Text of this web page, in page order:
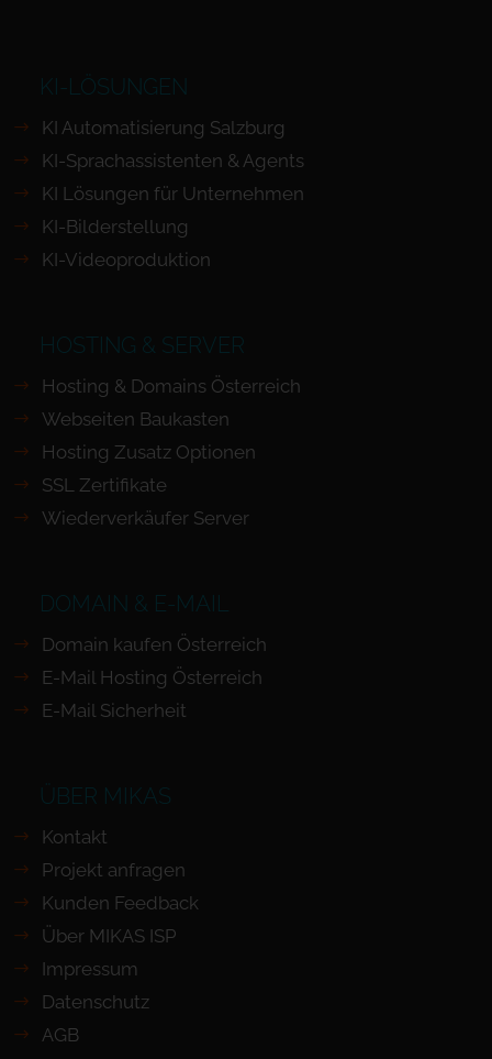
KI-LÖSUNGEN
KI Automatisierung Salzburg
KI-Sprachassistenten & Agents
KI Lösungen für Unternehmen
KI-Bilderstellung
KI-Videoproduktion
HOSTING & SERVER
Hosting & Domains Österreich
Webseiten Baukasten
Hosting Zusatz Optionen
SSL Zertifikate
Wiederverkäufer Server
DOMAIN & E-MAIL
Domain kaufen Österreich
E-Mail Hosting Österreich
E-Mail Sicherheit
ÜBER MIKAS
Kontakt
Projekt anfragen
Kunden Feedback
Über MIKAS ISP
Impressum
Datenschutz
AGB